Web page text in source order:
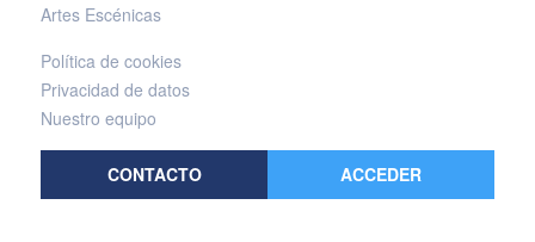
Artes Escénicas
Política de cookies
Privacidad de datos
Nuestro equipo
CONTACTO ACCEDER